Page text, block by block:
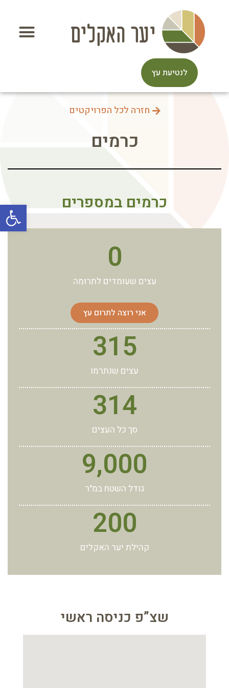
פתח
לנטיעת עץ
חזרה לכל הפרויקטים
כרמים
כרמים במספרים
0
עצים שעומדים לתרומה
אני רוצה לתרום עץ
315
עצים שנתרמו
314
סך כל העצים
9,000
גודל השטח במ"ר
200
קהילת יער האקלים
שצ”פ כניסה ראשי